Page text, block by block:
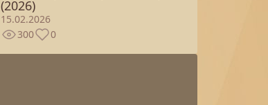
(2026)
15.02.2026
300
0